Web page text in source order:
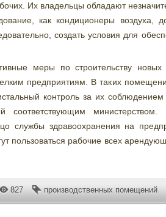
Их владельцы обладают
как кондиционеры воздуха,
создать условия для
меры по строительству новых
предприятиям. В таких
контроль за их
соответствующим министерством.
службы здравоохранения на
пользоваться рабочие всех
827 производственных помещений